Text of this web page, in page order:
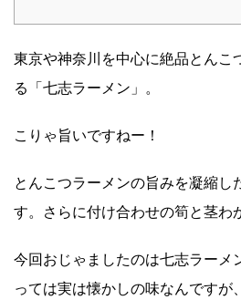
東京や神奈川を中心に絶品とんこ
る「七志ラーメン」。
こりゃ旨いですねー！
とんこつラーメンの旨みを凝縮し
す。さらに付け合わせの筍と茎わ
今回おじゃましたのは七志ラーメ
っては実は懐かしの味なんですが